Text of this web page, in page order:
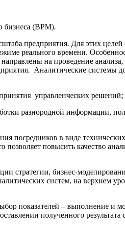
бизнеса (BPM).
предприятия. Для этих целей
реального времени.
на проведение анализа,
Аналитические системы
управленческих решений;
разнородной информации,
посредников в виде
повысить качество
стратегии, бизнес-
систем, на верхнем
показателей – выполнение и
полученного